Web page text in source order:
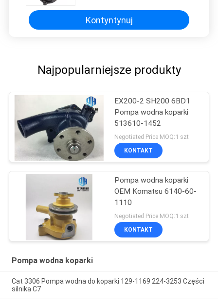
Kontyntynuj
Najpopularniejsze produkty
EX200-2 SH200 6BD1
Pompa wodna koparki
513610-1452
Negotiated Price MOQ:1 szt
KONTAKT
Pompa wodna koparki
OEM Komatsu 6140-60-
1110
Negotiated Price MOQ:1 szt
KONTAKT
Pompa wodna koparki
Cat 3306 Pompa wodna do koparki 129-1169 224-3253 Części
silnika C7